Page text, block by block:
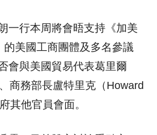
一行本周將會晤支持《加美
的美國工商團體及多名參議
會與美國貿易代表葛里爾
商務部長盧特里克（Howard
其他官員會面。